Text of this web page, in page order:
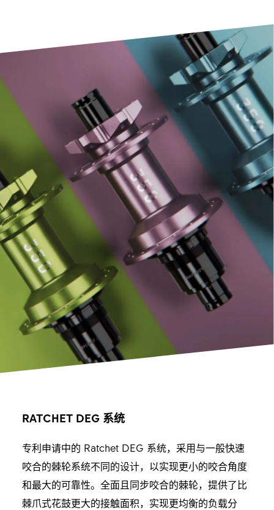
RATCHET DEG 系统
专利申请中的 Ratchet DEG 系统，采用与一般快速
咬合的棘轮系统不同的设计，以实现更小的咬合角度
和最大的可靠性。全面且同步咬合的棘轮，提供了比
棘爪式花鼓更大的接触面积，实现更均衡的负载分